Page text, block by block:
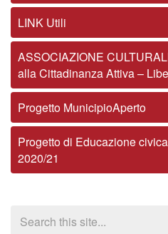
LINK Utili
ASSOCIAZIONE
alla Cittadinanza Attiva –
Progetto MunicipioAperto
Progetto di Educazione
2020/21